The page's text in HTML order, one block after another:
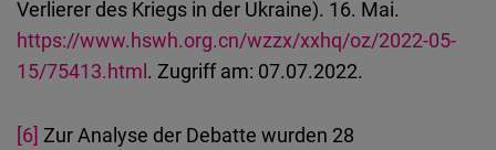
Verlierer des Kriegs in der Ukraine). 16. Mai.
https://www.hswh.org.cn/wzzx/xxhq/oz/2022-05-
15/75413.html. Zugriff am: 07.07.2022.
[6] Zur Analyse der Debatte wurden 28